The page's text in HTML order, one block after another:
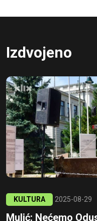
Izdvojeno
KULTURA 2025-08-29
Mulić: Nećemo